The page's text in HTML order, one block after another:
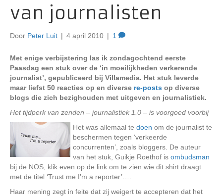
van journalisten
Door Peter Luit | 4 april 2010 | 1
Met enige verbijstering las ik zondagochtend eerste
Paasdag een stuk over de ‘in moeilijkheden verkerende
journalist’, gepubliceerd bij Villamedia. Het stuk leverde
maar liefst 50 reacties op en diverse re-posts op diverse
blogs die zich bezighouden met uitgeven en journalistiek.
Het tijdperk van zenden – journalistiek 1.0 – is voorgoed voorbij
Het was allemaal te doen om de journalist te
beschermen tegen ‘verkeerde
concurrenten’, zoals bloggers. De auteur
van het stuk, Guikje Roethof is ombudsman
bij de NOS, klik even op de link om te zien wie dit shirt draagt
met de titel ‘Trust me I’m a reporter’….
Haar mening zegt in feite dat zij weigert te accepteren dat het